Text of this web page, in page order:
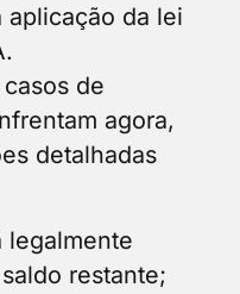
aplicação da lei
de
agora,
detalhadas
legalmente
restante;